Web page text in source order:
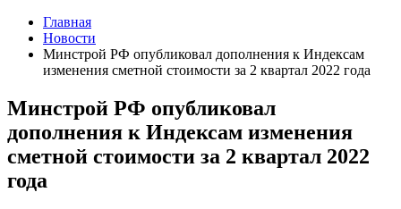
Главная
Новости
Минстрой РФ опубликовал дополнения к Индексам
изменения сметной стоимости за 2 квартал 2022 года
Минстрой РФ опубликовал
дополнения к Индексам изменения
сметной стоимости за 2 квартал 2022
года